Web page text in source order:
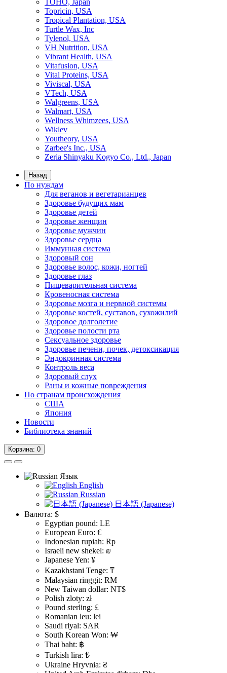
TOHO, Japan
Topricin, USA
Tropical Plantation, USA
Turtle Wax, Inc
Tylenol, USA
VH Nutrition, USA
Vibrant Health, USA
Vitafusion, USA
Vital Proteins, USA
Viviscal, USA
VTech, USA
Walgreens, USA
Walmart, USA
Wellness Whimzees, USA
Wiklev
Youtheory, USA
Zarbee's Inc., USA
Zeria Shinyaku Kogyo Co., Ltd., Japan
Назад
По нуждам
Для веганов и вегетарианцев
Здоровье будущих мам
Здоровье детей
Здоровье женщин
Здоровье мужчин
Здоровье сердца
Иммунная система
Здоровый сон
Здоровье волос, кожи, ногтей
Здоровье глаз
Пищеварительная система
Кровеносная система
Здоровье мозга и нервной системы
Здоровье костей, суставов, сухожилий
Здоровое долголетие
Здоровье полости рта
Сексуальное здоровье
Здоровье печени, почек, детоксикация
Эндокринная система
Контроль веса
Здоровый слух
Раны и кожные повреждения
По странам происхождения
США
Япония
Новости
Библиотека знаний
Корзина: 0
Язык
English
Russian
日本語 (Japanese)
Валюта: $
Egyptian pound: LE
European Euro: €
Indonesian rupiah: Rp
Israeli new shekel: ₪
Japanese Yen: ¥
Kazakhstani Tenge: ₸
Malaysian ringgit: RM
New Taiwan dollar: NT$
Polish zloty: zł
Pound sterling: £
Romanian leu: lei
Saudi riyal: SAR
South Korean Won: ₩
Thai baht: ฿
Turkish lira: ₺
Ukraine Hryvnia: ₴